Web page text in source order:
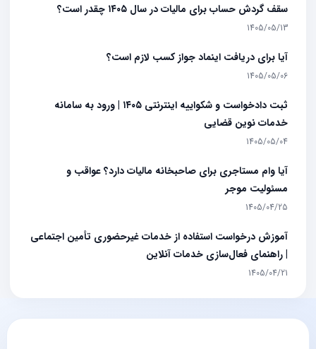
سقف گردش حساب برای مالیات در سال ۱۴۰۵ چقدر است؟
1405/05/13
آیا برای دریافت اینماد جواز کسب لازم است؟
1405/05/06
ثبت دادخواست و شکواییه اینترنتی ۱۴۰۵ | ورود به سامانه
خدمات نوین قضایی
1405/05/04
آیا وام مستاجری برای صاحبخانه مالیات دارد؟ عواقب و
مسئولیت موجر
1405/04/25
آموزش درخواست استفاده از خدمات غیرحضوری تأمین اجتماعی
| راهنمای فعال‌سازی خدمات آنلاین
1405/04/21